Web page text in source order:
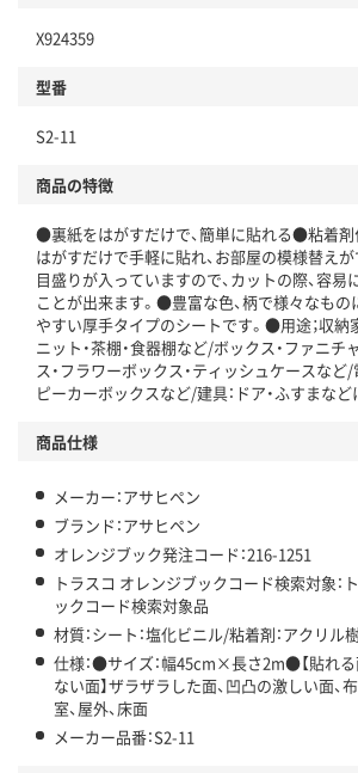
X924359
型番
S2-11
商品の特徴
●裏紙をはがすだけで、簡単に貼れる●粘着剤
はがすだけで手軽に貼れ、お部屋の模様替え
目盛りが入っていますので、カットの際、容易
ことが出来ます。●豊富な色、柄で様々なも
やすい厚手タイプのシートです。●用途；収納
ニット・茶棚・食器棚など/ボックス・ファニチ
ス・フラワーボックス・ティッシュケースなど/
ピーカーボックスなど/建具：ドア・ふすまなど
商品仕様
メーカー：アサヒペン
ブランド：アサヒペン
オレンジブック発注コード：216-1251
トラスコ オレンジブックコード検索対象：
ックコード検索対象品
材質：シート：塩化ビニル/粘着剤：アクリル
仕様：●サイズ：幅45cm×長さ2m●【貼れる
ない面】ザラザラした面、凹凸の激しい面、布
室、屋外、床面
メーカー品番：S2-11